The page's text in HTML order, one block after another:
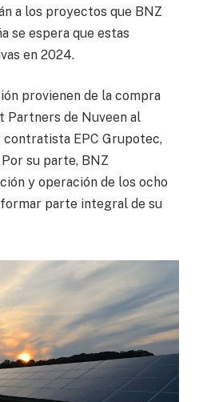
a los proyectos que BNZ
se espera que estas
en 2024.
provienen de la compra
Partners de Nuveen al
EPC Grupotec,
su parte, BNZ
y operación de los ocho
parte integral de su